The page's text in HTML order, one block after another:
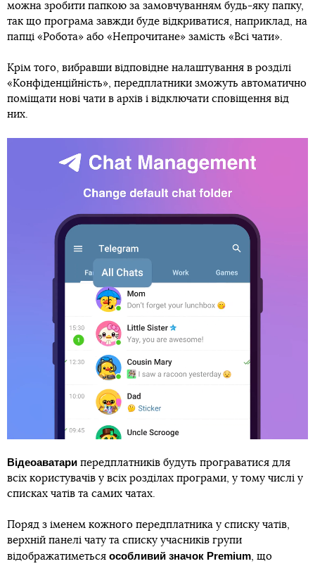
можна зробити папкою за замовчуванням будь-яку папку,
так що програма завжди буде відкриватися, наприклад, на
папці «Робота» або «Непрочитане» замість «Всі чати».
Крім того, вибравши відповідне налаштування в розділі
«Конфіденційність», передплатники зможуть автоматично
поміщати нові чати в архів і відключати сповіщення від
них.
Відеоаватари передплатників будуть програватися для
всіх користувачів у всіх розділах програми, у тому числі у
списках чатів та самих чатах.
Поряд з іменем кожного передплатника у списку чатів,
верхній панелі чату та списку учасників групи
відображатиметься особливий значок Premium, що